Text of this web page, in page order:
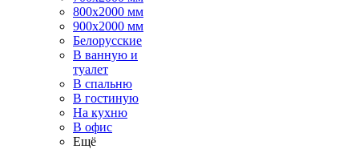
800х2000 мм
900х2000 мм
Белорусские
В ванную и
туалет
В спальню
В гостиную
На кухню
В офис
Ещё